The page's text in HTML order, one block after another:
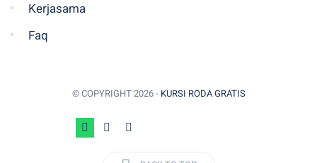
Kerjasama
Faq
© COPYRIGHT 2026 - KURSI RODA GRATIS